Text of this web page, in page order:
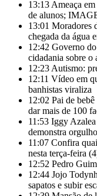
13:13 Ameaça em
de alunos;
13:01 Moradores
chegada da água
12:42 Governo
cidadania sobre o
12:23 Autismo:
12:11 Vídeo em
banhistas viraliza
12:02 Pai de
dar mais de 100
11:53 Iggy Azalea
demonstra
11:07 Confira
nesta terça-feira
12:52 Pedro
12:44 Jojo
sapatos e subir